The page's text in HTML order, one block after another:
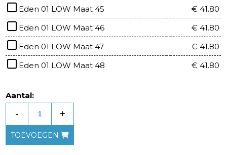
Eden 01 LOW Maat 45
€ 41.80
Eden 01 LOW Maat 46
€ 41.80
Eden 01 LOW Maat 47
€ 41.80
Eden 01 LOW Maat 48
€ 41.80
Aantal:
- +
TOEVOEGEN